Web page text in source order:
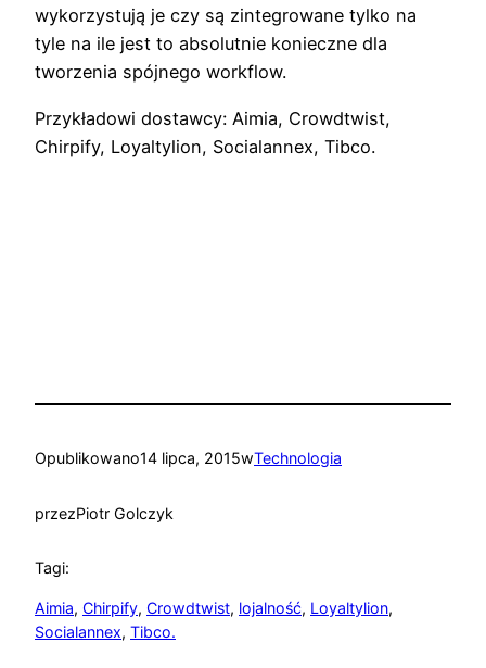
wykorzystują je czy są zintegrowane tylko na
tyle na ile jest to absolutnie konieczne dla
tworzenia spójnego workflow.
Przykładowi dostawcy: Aimia, Crowdtwist,
Chirpify, Loyaltylion, Socialannex, Tibco.
Opublikowano14 lipca, 2015wTechnologia
przezPiotr Golczyk
Tagi:
Aimia, Chirpify, Crowdtwist, lojalność, Loyaltylion
Socialannex, Tibco.